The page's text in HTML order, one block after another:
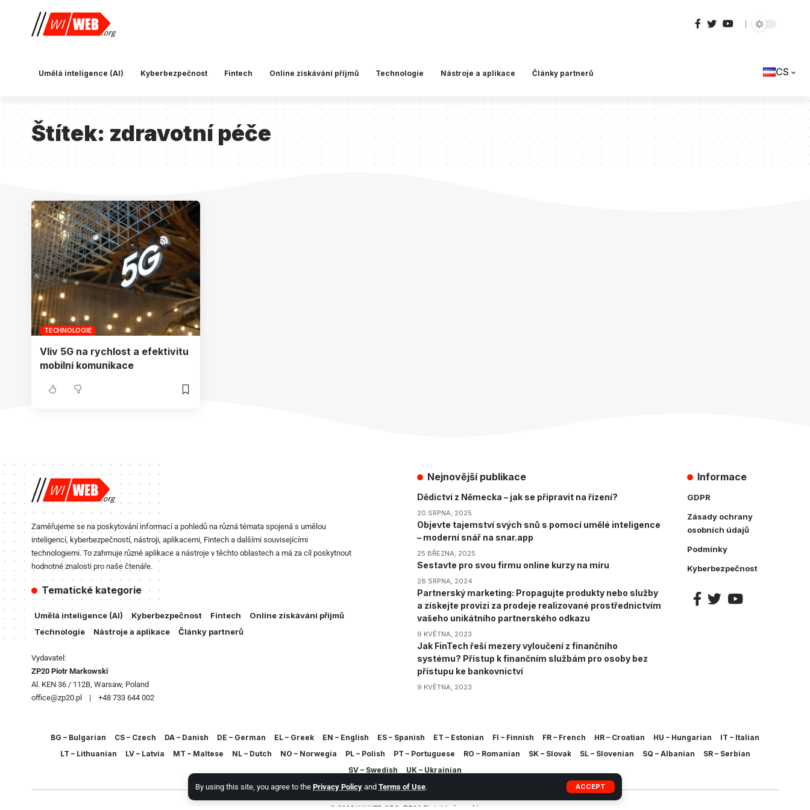
By using this site, you agree to the Privacy Policy and Terms of Use. ACCEPT
Umělá inteligence (AI) Kyberbezpečnost Fintech Online získávání příjmů Technologie Nástroje a aplikace Články partnerů CS
Štítek: zdravotní péče
TECHNOLOGIE
Vliv 5G na rychlost a efektivitu
mobilní komunikace
Zaměřujeme se na poskytování informací a pohledů na různá témata spojená s umělou
inteligencí, kyberbezpečností, nástroji, aplikacemi, Fintech a dalšími souvisejícími
technologiemi. To zahrnuje různé aplikace a nástroje v těchto oblastech a má za cíl poskytnout
hodnotné znalosti pro naše čtenáře.
Tematické kategorie
Umělá inteligence (AI) Kyberbezpečnost Fintech
Online získávání příjmů
Technologie
Nástroje a aplikace Články partnerů
Vydavatel:
ZP20 Piotr Markowski
Al. KEN 36 / 112B, Warsaw, Poland
office@zp20.pl | +48 733 644 002
Nejnovější publikace
Dědictví z Německa – jak se připravit na řízení?
20 SRPNA, 2025
Objevte tajemství svých snů s pomocí umělé inteligence
– moderní snář na snar.app
25 BŘEZNA, 2025
Sestavte pro svou firmu online kurzy na míru
28 SRPNA, 2024
Partnerský marketing: Propagujte produkty nebo služby
a získejte provizi za prodeje realizované prostřednictvím
vašeho unikátního partnerského odkazu
9 KVĚTNA, 2023
Jak FinTech řeší mezery vyloučení z finančního
systému? Přístup k finančním službám pro osoby bez
přístupu ke bankovnictví
9 KVĚTNA, 2023
Informace
GDPR
Zásady ochrany
osobních údajů
Podmínky
Kyberbezpečnost
BG – Bulgarian CS – Czech DA – Danish DE – German EL – Greek EN – English ES – Spanish ET – Estonian FI – Finnish FR – French HR – Croatian HU – Hungarian
IT – Italian
LT – Lithuanian
LV – Latvia MT – Maltese NL – Dutch NO – Norwegia PL – Polish PT – Portuguese RO – Romanian SK – Slovak SL – Slovenian SQ – Albanian
SR – Serbian
SV – Swedish
UK – Ukrainian